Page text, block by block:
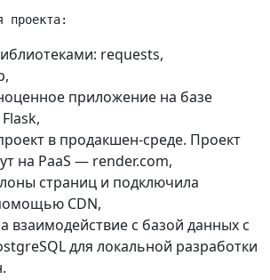
requests,
приложение на базе
в продакшен-среде. Проект
на PaaS — render.com,
страниц и подключила
CDN,
взаимодействие с базой данных с
для локальной разработки